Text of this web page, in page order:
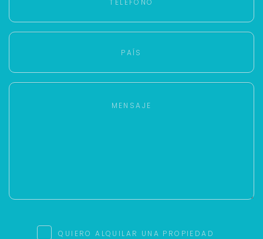
QUIERO ALQUILAR UNA PROPIEDAD